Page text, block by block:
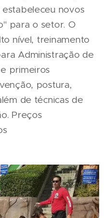
novos
para o setor. O
nível, treinamento
Administração de
primeiros
postura,
de técnicas de
Preços